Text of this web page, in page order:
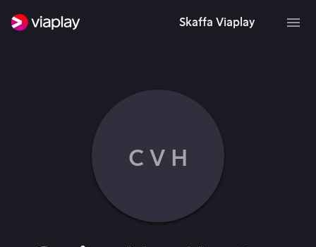
Skaffa Viaplay
C V H